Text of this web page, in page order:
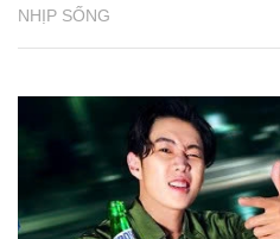
NHỊP SỐNG